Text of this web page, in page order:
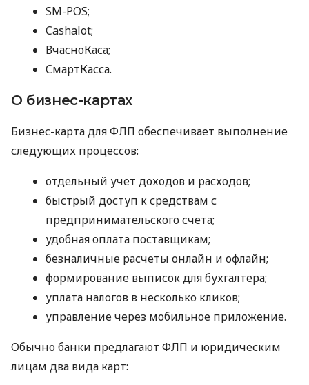
SM-POS;
Cashalot;
ВчасноКаса;
СмартКасса.
О бизнес-картах
Бизнес-карта для ФЛП обеспечивает выполнение
следующих процессов:
отдельный учет доходов и расходов;
быстрый доступ к средствам с
предпринимательского счета;
удобная оплата поставщикам;
безналичные расчеты онлайн и офлайн;
формирование выписок для бухгалтера;
уплата налогов в несколько кликов;
управление через мобильное приложение.
Обычно банки предлагают ФЛП и юридическим
лицам два вида карт: